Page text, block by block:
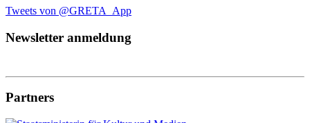
Tweets von @GRETA_App
Newsletter anmeldung
Partners